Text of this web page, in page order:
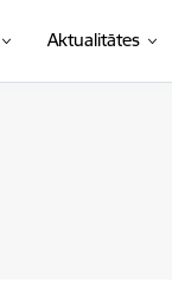
Aktualitātes